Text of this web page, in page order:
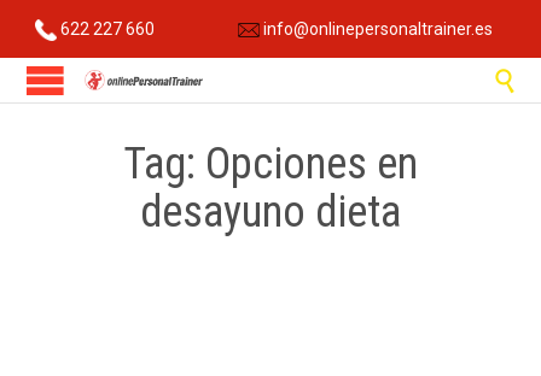
622 227 660 info@onlinepersonaltrainer.es

Tag: Opciones en
desayuno dieta